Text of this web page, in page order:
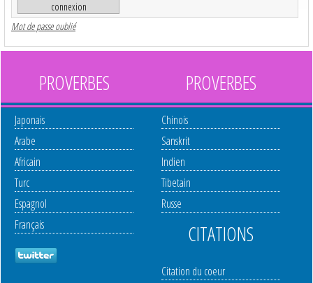
Mot de passe oublié
PROVERBES
Japonais
Arabe
Africain
Turc
Espagnol
Français
PROVERBES
Chinois
Sanskrit
Indien
Tibetain
Russe
CITATIONS
Citation du coeur